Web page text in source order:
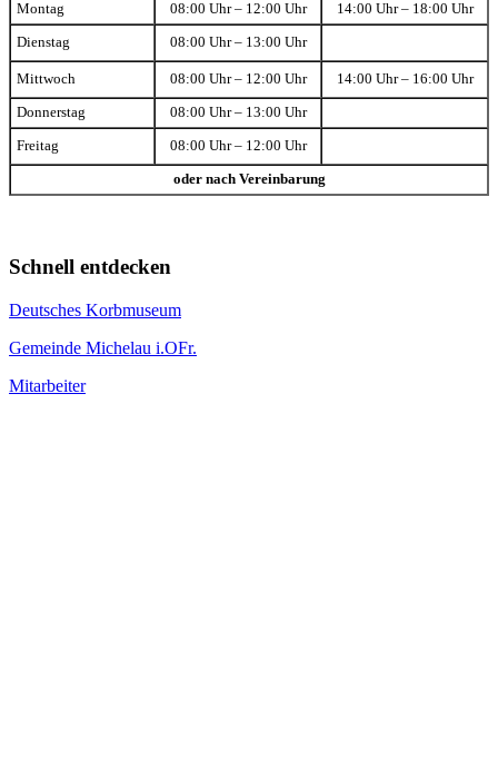
Montag 08:00 Uhr – 12:00 Uhr 14:00 Uhr – 18:00 Uhr
Dienstag 08:00 Uhr – 13:00 Uhr
Mittwoch 08:00 Uhr – 12:00 Uhr 14:00 Uhr – 16:00 Uhr
Donnerstag 08:00 Uhr – 13:00 Uhr
Freitag 08:00 Uhr – 12:00 Uhr
oder nach Vereinbarung
Schnell entdecken
Deutsches Korbmuseum
Gemeinde Michelau i.OFr.
Mitarbeiter